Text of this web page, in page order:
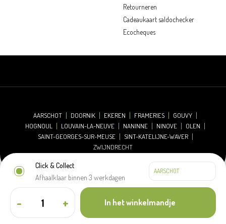
Click & Collect
Afhaalklaar binnen 3 werkdagen
+
- In het winkelmandje
Retourneren
Cadeaukaart saldochecker
Ecocheques
AARSCHOT DOORNIK EKEREN FRAMERIES
GOUVY
HOGNOUL
LOUVAIN-LA-NEUVE NANINNE NINOVE
OLEN
SAINT-GEORGES-SUR-MEUSE
SINT-KATELIJNE-WAVER
ZWIJNDRECHT
© 2026 Oh'Green
Cookieverklaring
Algemene verkoopsvoorwaarden